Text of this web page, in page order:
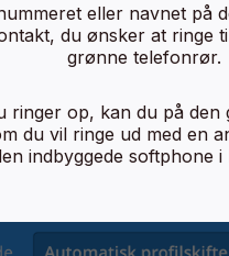
eller navnet på
du ønsker at ringe
grønne telefonrør.
ringer op, kan du på den
du vil ringe ud med en
indbyggede softphone i